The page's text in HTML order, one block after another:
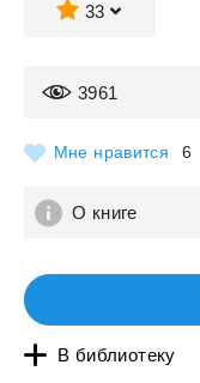
33
3961
Мне нравится 6
О книге
В библиотеку